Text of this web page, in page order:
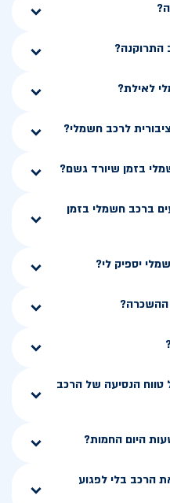
התרוקנה?
לאילת?
לרכב חשמלי?
בזמן שיורד גשם?
ברכב חשמלי בזמן
יספיק לי?
ההשכרה?
טווח הנסיעה של הרכב
היום החמות?
הרכב בלי לפגוע